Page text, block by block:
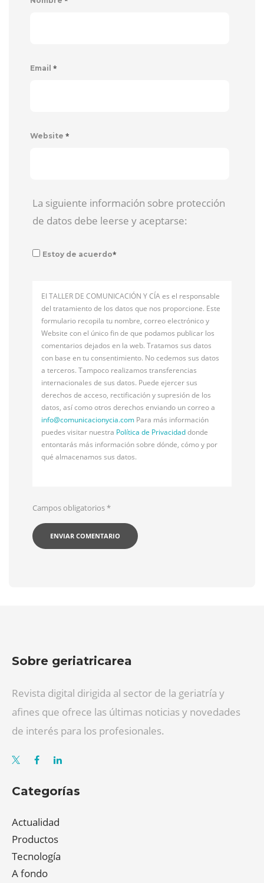
Email *
Website *
La siguiente información sobre protección
de datos debe leerse y aceptarse:
Estoy de acuerdo*
El TALLER DE COMUNICACIÓN Y CÍA es el responsable
del tratamiento de los datos que nos proporcione. Este
formulario recopila tu nombre, correo electrónico y
Website con el único fin de que podamos publicar los
comentarios dejados en la web. Tratamos sus datos
con base en tu consentimiento. No cedemos sus datos
a terceros. Tampoco realizamos transferencias
internacionales de sus datos. Puede ejercer sus
derechos de acceso, rectificación y supresión de los
datos, así como otros derechos enviando un correo a
info@comunicacionycia.com Para más información
puedes visitar nuestra Política de Privacidaddonde
entontarás más información sobre dónde, cómo y por
qué almacenamos sus datos.
Campos obligatorios*
Sobre geriatricarea
Revista digital dirigida al sector de la geriatría y
afines que ofrece las últimas noticias y novedades
de interés para los profesionales.
Categorías
Actualidad
Productos
Tecnología
A fondo